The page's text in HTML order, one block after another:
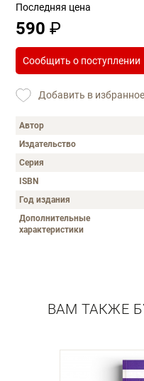
Последняя цена
590 ₽
Сообщить о поступлении
Добавить в избранное
Автор
Издательство
Серия
ISBN
Год издания
Дополнительные
характеристики
ВАМ ТАКЖЕ